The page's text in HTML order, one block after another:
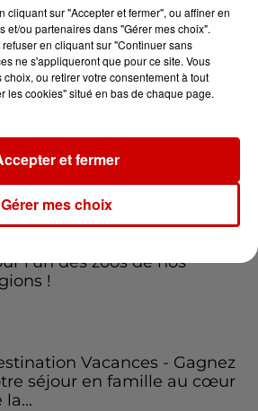
Voir plus
Marché Gourmand 2026
Coulon !
l'un des zoos de nos
!
Vacances - Gagnez
séjour en famille au cœur
la...
cliquant sur "Accepter et fermer", ou affiner en
et/ou partenaires dans "Gérer mes choix".
en cliquant sur "Continuer sans
ne s'appliqueront que pour ce site. Vous
ou retirer votre consentement à tout
les cookies" situé en bas de chaque page.
Gérer mes choix
et fermer